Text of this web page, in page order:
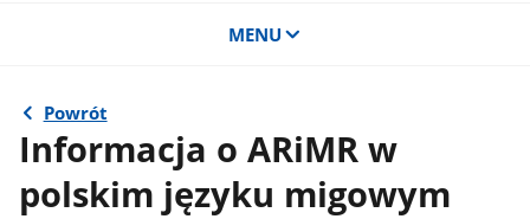
MENU
Powrót
Informacja o ARiMR w
polskim języku migowym